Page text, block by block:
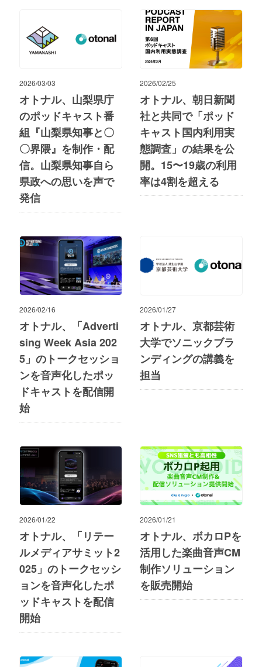
2026/03/03
オトナル、山梨県庁
のポッドキャスト番
組『山梨県知事と〇
〇界隈』を制作・配
信。山梨県知事自ら
県政への思いを声で
発信
2026/02/25
オトナル、朝日新聞
社と共同で「ポッド
キャスト国内利用実
態調査」の結果を公
開。15〜19歳の利用
率は4割を超える
2026/02/16
オトナル、「Adverti
sing Week Asia 202
5」のトークセッショ
ンを音声化したポッ
ドキャストを配信開
始
2026/01/27
オトナル、京都芸術
大学でソニックブラ
ンディングの講義を
担当
2026/01/22
オトナル、「リテー
ルメディアサミット2
025」のトークセッシ
ョンを音声化したポ
ッドキャストを配信
開始
2026/01/21
オトナル、ボカロPを
活用した楽曲音声CM
制作ソリューション
を販売開始